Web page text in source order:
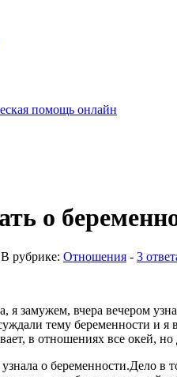
о
рубрике: Отношения - 3
я замужем, вчера вечером
тему беременности и я
в отношениях все окей,
о беременности.Дело